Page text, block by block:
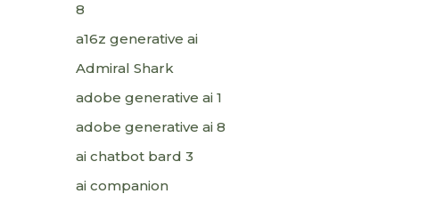
8
a16z generative ai
Admiral Shark
adobe generative ai 1
adobe generative ai 8
ai chatbot bard 3
ai companion